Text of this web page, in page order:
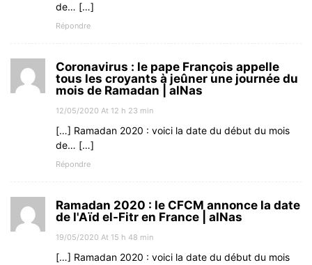
de… […]
Répondre
Coronavirus : le pape François appelle
tous les croyants à jeûner une journée du
mois de Ramadan | alNas
12/05/2020 At 12 h 23 min
[…] Ramadan 2020 : voici la date du début du mois
de… […]
Répondre
Ramadan 2020 : le CFCM annonce la date
de l'Aïd el-Fitr en France | alNas
19/05/2020 At 15 h 48 min
[…] Ramadan 2020 : voici la date du début du mois